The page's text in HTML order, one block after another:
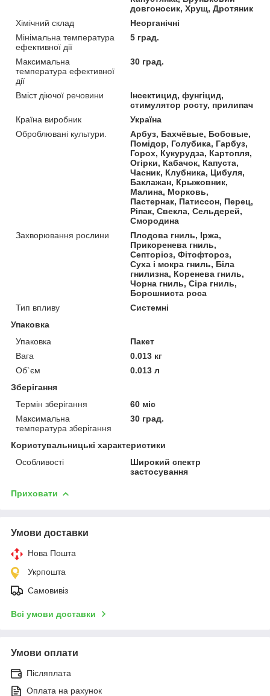
довгоносик, Хрущ, Дротяник
Хімічний склад
Неорганічні
Мінімальна температура
ефективної дії
5 град.
Максимальна
температура ефективної
дії
30 град.
Вміст діючої речовини
Інсектицид, фунгіцид,
стимулятор росту, прилипач
Країна виробник
Україна
Оброблювані культури.
Арбуз, Бахчёвые, Бобовые,
Помідор, Голубика, Гарбуз,
Горох, Кукурудза, Картопля,
Огірки, Кабачок, Капуста,
Часник, Клубника, Цибуля,
Баклажан, Крыжовник,
Малина, Морковь,
Пастернак, Патиссон, Перец,
Ріпак, Свекла, Сельдерей,
Смородина
Захворювання рослини
Плодова гниль, Іржа,
Прикоренева гниль,
Септоріоз, Фітофтороз,
Суха і мокра гниль, Біла
гнилизна, Коренева гниль,
Чорна гниль, Сіра гниль,
Борошниста роса
Тип впливу
Системні
Упаковка
Упаковка
Пакет
Вага
0.013 кг
Об`єм
0.013 л
Зберігання
Термін зберігання
60 міс
Максимальна
температура зберігання
30 град.
Користувальницькі характеристики
Особливості
Широкий спектр
застосування
Приховати
Умови доставки
Нова Пошта
Укрпошта
Самовивіз
Всі умови доставки
Умови оплати
Післяплата
Оплата на рахунок